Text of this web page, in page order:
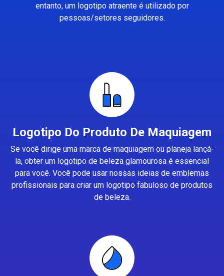
entanto, um logotipo atraente é utilizado por
pessoas/setores seguidores.
Logotipo Do Produto De Maquiagem
Se você dirige uma marca de maquiagem ou planeja lançá-
la, obter um logotipo de beleza glamourosa é essencial
para você. Você pode usar nossas ideias de emblemas
profissionais para criar um logotipo fabuloso de produtos
de beleza.